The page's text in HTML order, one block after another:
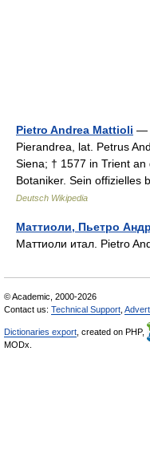
Pietro Andrea Mattioli —
Pierandrea, lat. Petrus
Siena; † 1577 in Trient
Botaniker. Sein offizielles
Deutsch Wikipedia
Маттиоли, Пьетро
Маттиоли итал. Pietro
© Academic, 2000-2026
Contact us: Technical Support
Dictionaries export , created on PHP,
MODx.